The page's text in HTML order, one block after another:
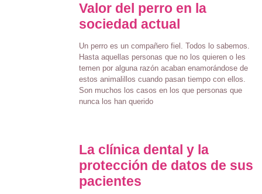
Valor del perro en la
sociedad actual
Un perro es un compañero fiel. Todos lo sabemos.
Hasta aquellas personas que no los quieren o les
temen por alguna razón acaban enamorándose de
estos animalillos cuando pasan tiempo con ellos.
Son muchos los casos en los que personas que
nunca los han querido
La clínica dental y la
protección de datos de sus
pacientes